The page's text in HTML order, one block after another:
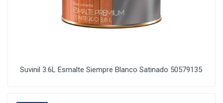
Suvinil 3.6L Esmalte Siempre Blanco Satinado 50579135